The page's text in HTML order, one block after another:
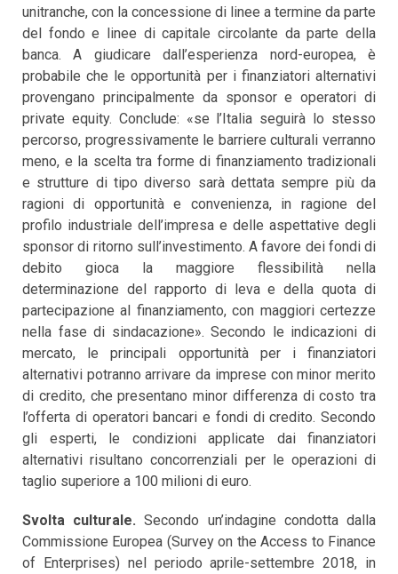
unitranche, con la concessione di linee a termine da parte
del fondo e linee di capitale circolante da parte della
banca. A giudicare dall’esperienza nord-europea, è
probabile che le opportunità per i finanziatori alternativi
provengano principalmente da sponsor e operatori di
private equity. Conclude: «se l’Italia seguirà lo stesso
percorso, progressivamente le barriere culturali verranno
meno, e la scelta tra forme di finanziamento tradizionali
e strutture di tipo diverso sarà dettata sempre più da
ragioni di opportunità e convenienza, in ragione del
profilo industriale dell’impresa e delle aspettative degli
sponsor di ritorno sull’investimento. A favore dei fondi di
debito gioca la maggiore flessibilità nella
determinazione del rapporto di leva e della quota di
partecipazione al finanziamento, con maggiori certezze
nella fase di sindacazione». Secondo le indicazioni di
mercato, le principali opportunità per i finanziatori
alternativi potranno arrivare da imprese con minor merito
di credito, che presentano minor differenza di costo tra
l’offerta di operatori bancari e fondi di credito. Secondo
gli esperti, le condizioni applicate dai finanziatori
alternativi risultano concorrenziali per le operazioni di
taglio superiore a 100 milioni di euro.
Svolta culturale. Secondo un’indagine condotta dalla
Commissione Europea (Survey on the Access to Finance
of Enterprises) nel periodo aprile-settembre 2018, in